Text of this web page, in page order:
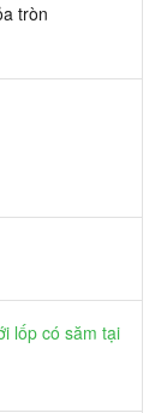
tròn
lốp có săm tại